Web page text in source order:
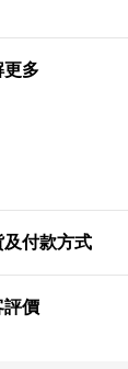
更多
及付款方式
評價